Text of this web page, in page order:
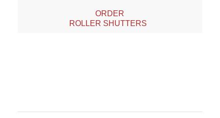
ORDER
ROLLER SHUTTERS